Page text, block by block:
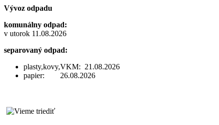
Vývoz odpadu
komunálny odpad:
v utorok 11.08.2026
separovaný odpad:
plasty,kovy,VKM: 21.08.2026
papier: 26.08.2026